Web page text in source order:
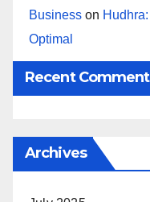
Business on
Optimal
Recent
Archives